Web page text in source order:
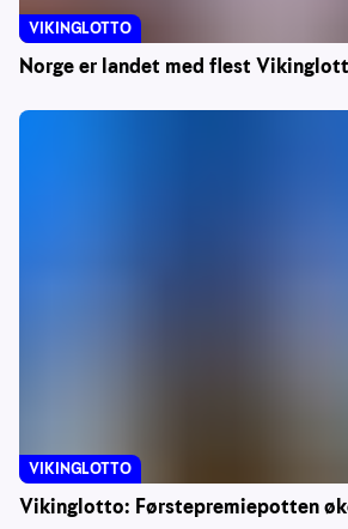
Norge er landet med flest
VIKINGLOTTO
Vikinglotto: Førstepremiepotten
VIKINGLOTTO